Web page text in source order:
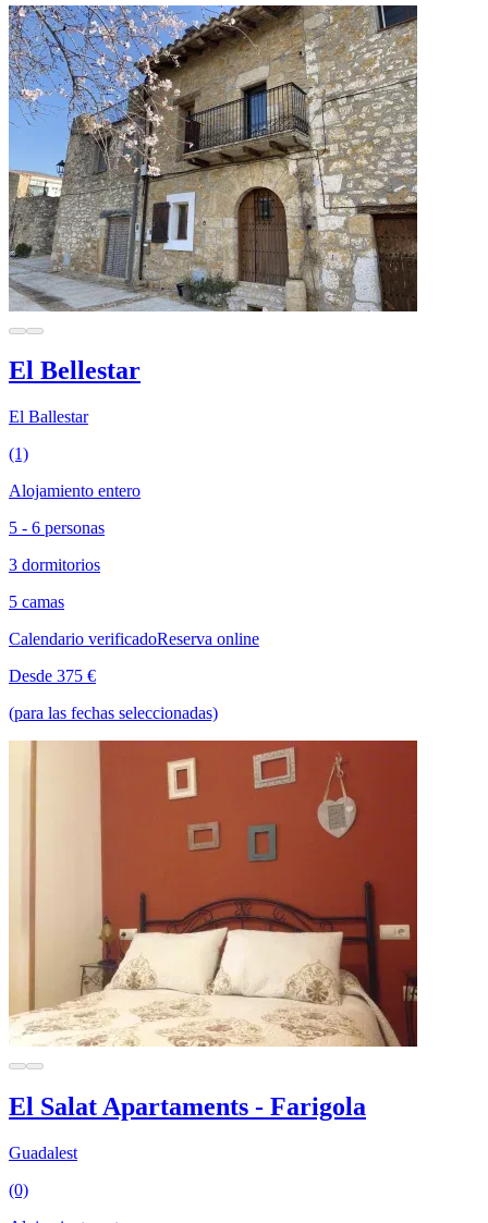
El Bellestar
El Ballestar
(1)
Alojamiento entero
5 - 6 personas
3 dormitorios
5 camas
Calendario verificadoReserva online
Desde 375 €
(para las fechas seleccionadas)
El Salat Apartaments - Farigola
Guadalest
(0)